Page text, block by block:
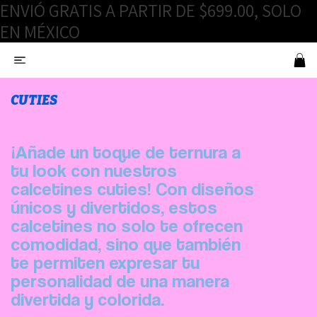
ENVIÓ GRATIS A PARTIR DE $699.00, SOLO
EN MÉXICO
CUTIES
¡Añade un toque de ternura a
tu look con nuestros
calcetines cuties! Con diseños
únicos y divertidos, estos
calcetines no solo te ofrecen
comodidad, sino que también
te permiten expresar tu
personalidad de una manera
divertida y colorida.